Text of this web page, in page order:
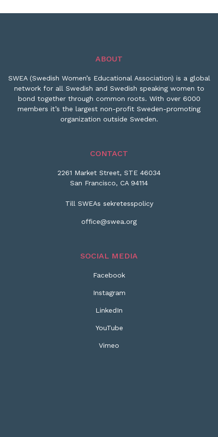
ABOUT
SWEA (Swedish Women’s Educational Association) is a global
network for all Swedish and Swedish speaking women to
bond together through common roots. With over 6000
members it’s the largest non-profit Sweden-promoting
organization outside Sweden.
CONTACT
2261 Market Street, STE 46034
San Francisco, CA 94114
Till SWEAs sekretesspolicy
office@swea.org
SOCIAL MEDIA
Facebook
Instagram
LinkedIn
YouTube
Vimeo